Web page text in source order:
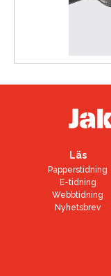
Läs
Papperstidning
E-tidning
Webbtidning
Nyhetsbrev